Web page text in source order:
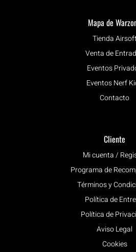
Mapa de
Tienda Airsoft
Venta de
Eventos
Eventos Nerf
Contacto
Cliente
Mi cuenta /
Programa de
Términos y
Política de
Política de
Aviso Legal
Cookies